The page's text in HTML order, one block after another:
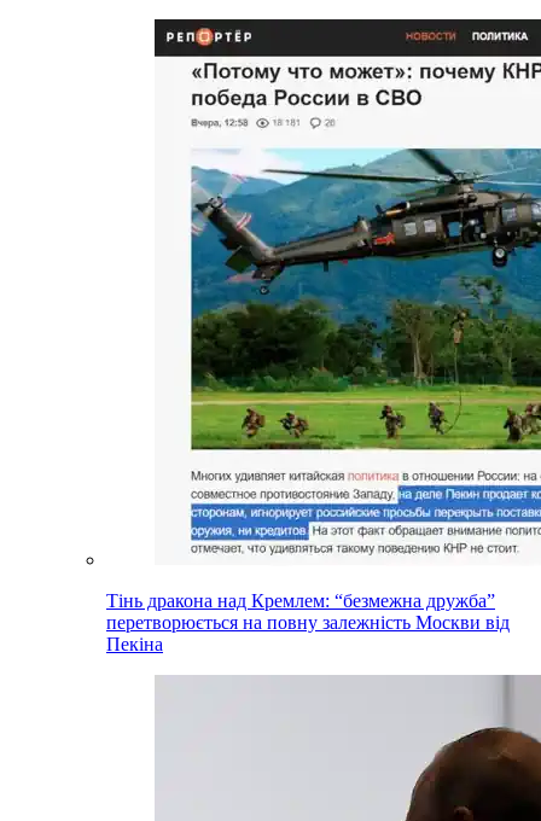
Тінь дракона над Кремлем: “безмежна дружба”
перетворюється на повну залежність Москви від
Пекіна